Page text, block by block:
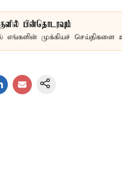
பின்தொடரவும்
எங்களின் முக்கியச் செய்திகளை